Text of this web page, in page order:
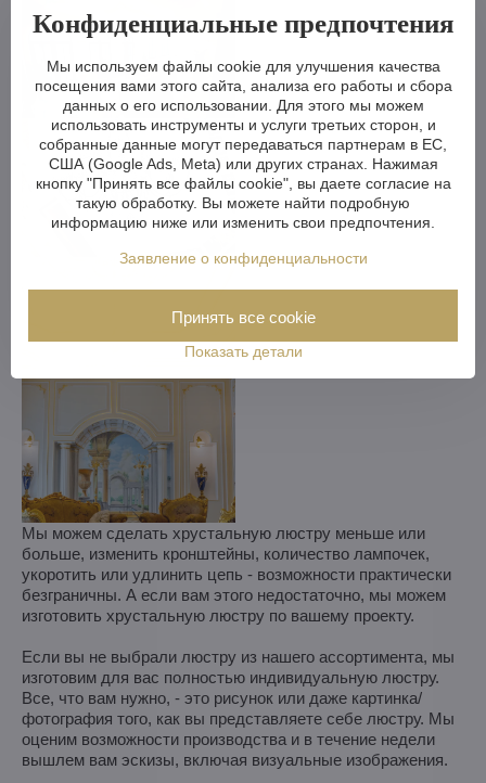
Мы можем сделать хрустальную люстру меньше или
больше, изменить кронштейны, количество лампочек,
укоротить или удлинить цепь - возможности практически
безграничны. А если вам этого недостаточно, мы можем
изготовить хрустальную люстру по вашему проекту.
Если вы не выбрали люстру из нашего ассортимента, мы
изготовим для вас полностью индивидуальную люстру.
Все, что вам нужно, - это рисунок или даже картинка/
фотография того, как вы представляете себе люстру. Мы
оценим возможности производства и в течение недели
вышлем вам эскизы, включая визуальные изображения.
Конфиденциальные предпочтения
Мы используем файлы cookie для улучшения качества
посещения вами этого сайта, анализа его работы и сбора
данных о его использовании. Для этого мы можем
использовать инструменты и услуги третьих сторон, и
собранные данные могут передаваться партнерам в ЕС,
США (Google Ads, Meta) или других странах. Нажимая
кнопку "Принять все файлы cookie", вы даете согласие на
такую обработку. Вы можете найти подробную
информацию ниже или изменить свои предпочтения.
Заявление о конфиденциальности
Показать детали
Принять все cookie